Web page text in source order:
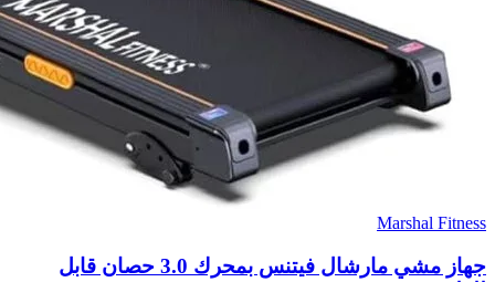
Marshal Fitness
جهاز مشي مارشال فيتنس بمحرك 3.0 حصان قابل